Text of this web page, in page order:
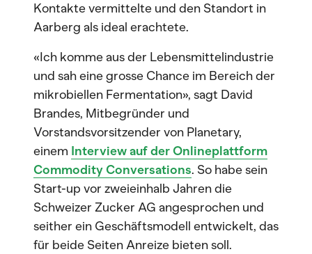
Kontakte vermittelte und den Standort in
Aarberg als ideal erachtete.
«Ich komme aus der Lebensmittelindustrie
und sah eine grosse Chance im Bereich der
mikrobiellen Fermentation», sagt David
Brandes, Mitbegründer und
Vorstandsvorsitzender von Planetary,
einem Interview auf der Onlineplattform
Commodity Conversations. So habe sein
Start-up vor zweieinhalb Jahren die
Schweizer Zucker AG angesprochen und
seither ein Geschäftsmodell entwickelt, das
für beide Seiten Anreize bieten soll.